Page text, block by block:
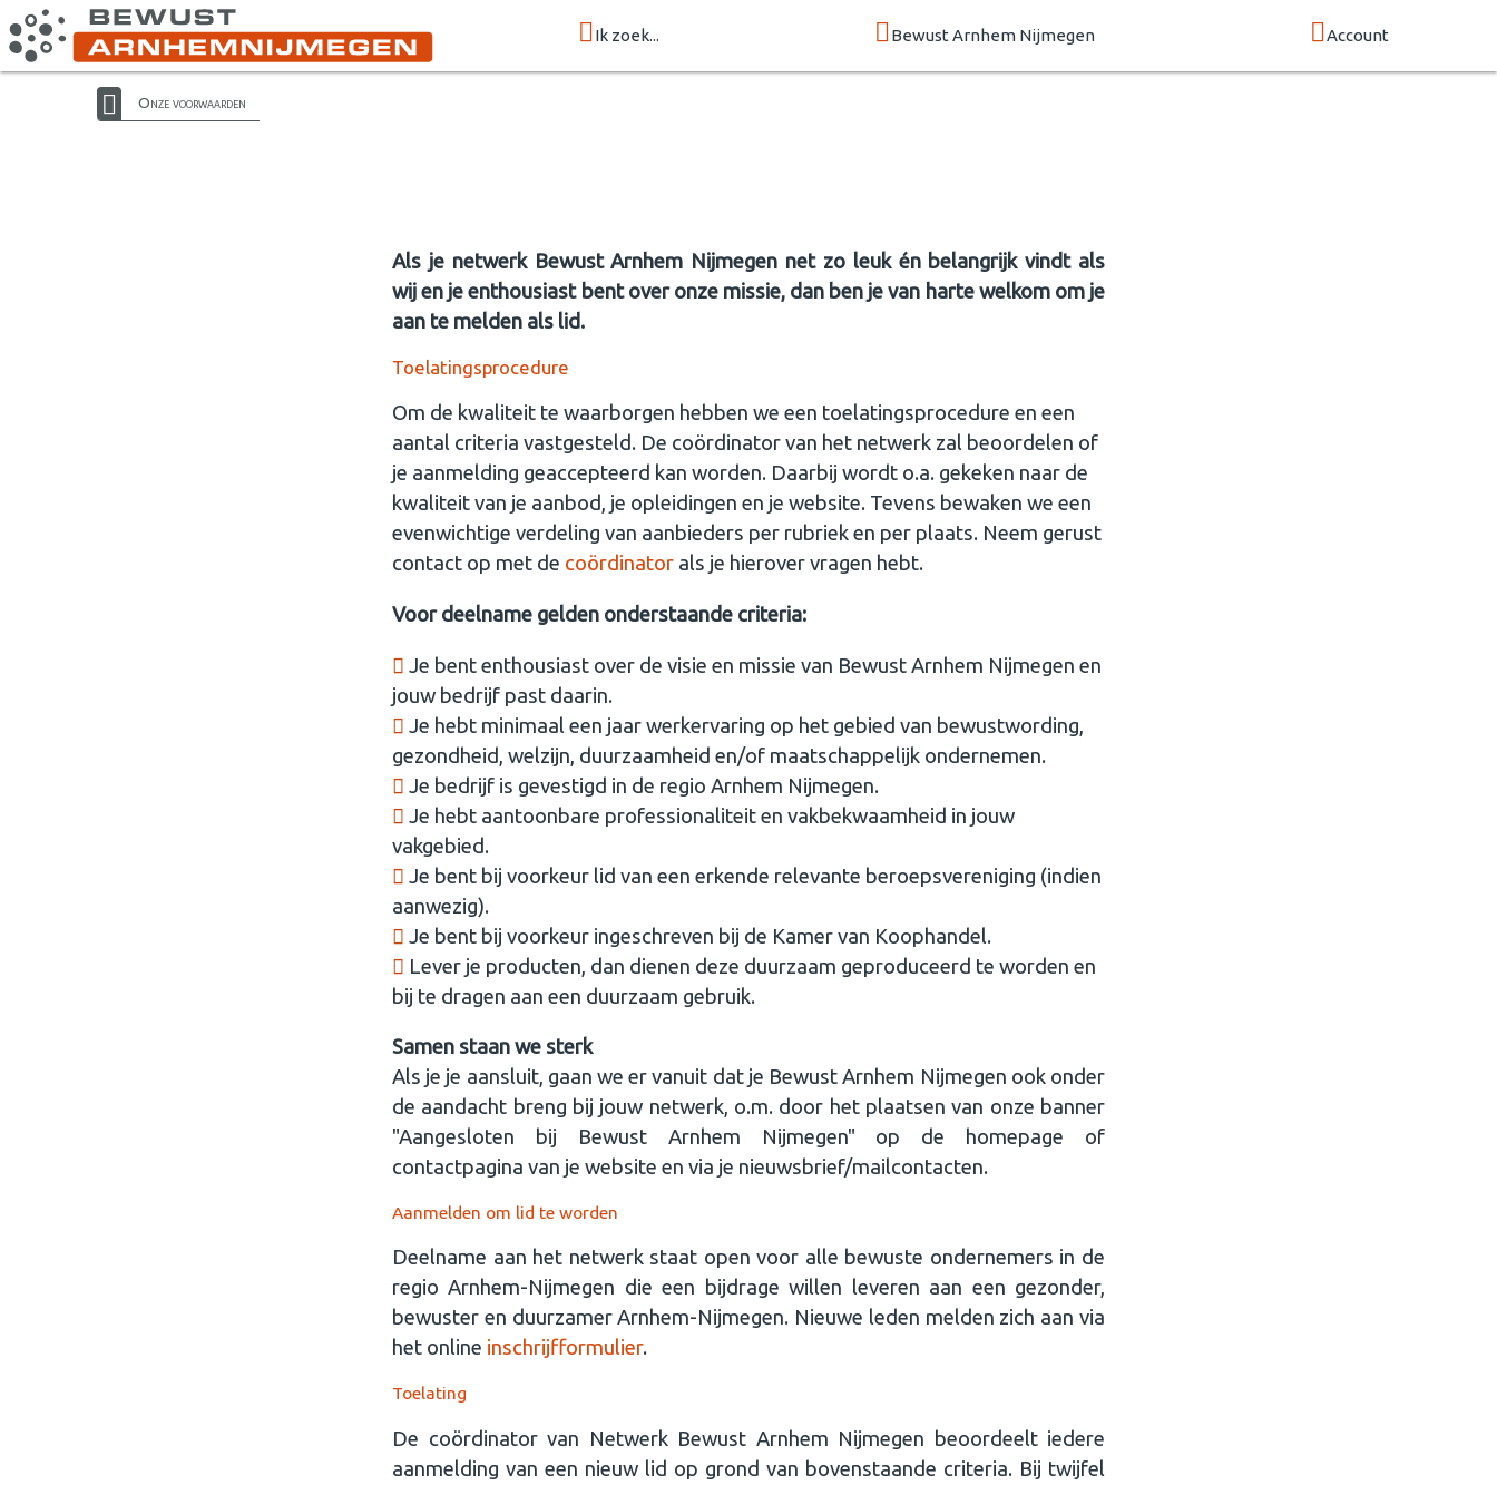
Ik zoek... Bewust Arnhem Nijmegen Account
Onze voorwaarden
Als je netwerk Bewust Arnhem Nijmegen net zo leuk én belangrijk vindt als
wij en je enthousiast bent over onze missie, dan ben je van harte welkom om je
aan te melden als lid.
Toelatingsprocedure
Om de kwaliteit te waarborgen hebben we een toelatingsprocedure en een
aantal criteria vastgesteld. De coördinator van het netwerk zal beoordelen of
je aanmelding geaccepteerd kan worden. Daarbij wordt o.a. gekeken naar de
kwaliteit van je aanbod, je opleidingen en je website. Tevens bewaken we een
evenwichtige verdeling van aanbieders per rubriek en per plaats. Neem gerust
contact op met de coördinator als je hierover vragen hebt.
Voor deelname gelden onderstaande criteria:
Je bent enthousiast over de visie en missie van Bewust Arnhem Nijmegen en
jouw bedrijf past daarin.
Je hebt minimaal een jaar werkervaring op het gebied van bewustwording,
gezondheid, welzijn, duurzaamheid en/of maatschappelijk ondernemen.
Je bedrijf is gevestigd in de regio Arnhem Nijmegen.
Je hebt aantoonbare professionaliteit en vakbekwaamheid in jouw
vakgebied.
Je bent bij voorkeur lid van een erkende relevante beroepsvereniging (indien
aanwezig).
Je bent bij voorkeur ingeschreven bij de Kamer van Koophandel.
Lever je producten, dan dienen deze duurzaam geproduceerd te worden en
bij te dragen aan een duurzaam gebruik.
Samen staan we sterk
Als je je aansluit, gaan we er vanuit dat je Bewust Arnhem Nijmegen ook onder
de aandacht breng bij jouw netwerk, o.m. door het plaatsen van onze banner
"Aangesloten bij Bewust Arnhem Nijmegen" op de homepage of
contactpagina van je website en via je nieuwsbrief/mailcontacten.
Aanmelden om lid te worden
Deelname aan het netwerk staat open voor alle bewuste ondernemers in de
regio Arnhem-Nijmegen die een bijdrage willen leveren aan een gezonder,
bewuster en duurzamer Arnhem-Nijmegen. Nieuwe leden melden zich aan via
het online inschrijfformulier.
Toelating
De coördinator van Netwerk Bewust Arnhem Nijmegen beoordeelt iedere
aanmelding van een nieuw lid op grond van bovenstaande criteria. Bij twijfel